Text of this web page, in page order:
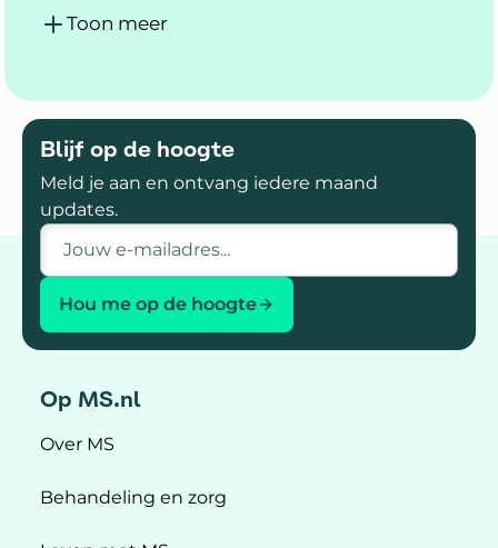
Toon meer
Blijf op de hoogte
Meld je aan en ontvang iedere maand
updates.
E-mailadres
Hou me op de hoogte
Op MS.nl
Over MS
Behandeling en zorg